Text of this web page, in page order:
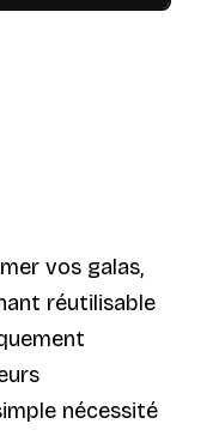
vos galas,
réutilisable
nécessité